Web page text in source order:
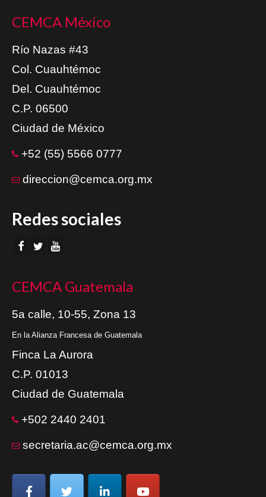
CEMCA México
Río Nazas #43
Col. Cuauhtémoc
Del. Cuauhtémoc
C.P. 06500
Ciudad de México
+52 (55) 5566 0777
direccion@cemca.org.mx
Redes sociales
CEMCA Guatemala
5a calle, 10-55, Zona 13
En la Alianza Francesa de Guatemala
Finca La Aurora
C.P. 01013
Ciudad de Guatemala
+502 2440 2401
secretaria.ac@cemca.org.mx